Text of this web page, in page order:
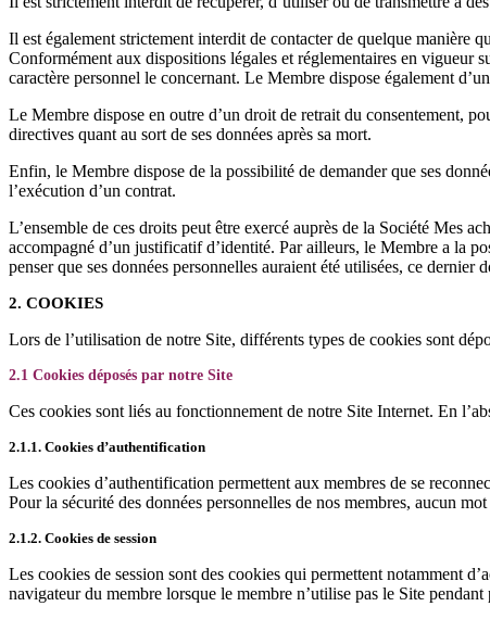
Il est également strictement interdit de contacter de quelque manière
Conformément aux dispositions légales et réglementaires en vigueur
caractère personnel le concernant. Le Membre dispose également
Le Membre dispose en outre d’un droit de retrait du consentement,
directives quant au sort de ses données après sa mort.
Enfin, le Membre dispose de la possibilité de demander que ses
l’exécution d’un contrat.
L’ensemble de ces droits peut être exercé auprès de la Société Mes
accompagné d’un justificatif d’identité. Par ailleurs, le Membre a la
penser que ses données personnelles auraient été utilisées, ce dernier
2. COOKIES
Lors de l’utilisation de notre Site, différents types de cookies sont
2.1 Cookies déposés par notre Site
Ces cookies sont liés au fonctionnement de notre Site Internet. En
2.1.1. Cookies d’authentification
Les cookies d’authentification permettent aux membres de se
Pour la sécurité des données personnelles de nos membres, aucun
2.1.2. Cookies de session
Les cookies de session sont des cookies qui permettent notamment
navigateur du membre lorsque le membre n’utilise pas le Site